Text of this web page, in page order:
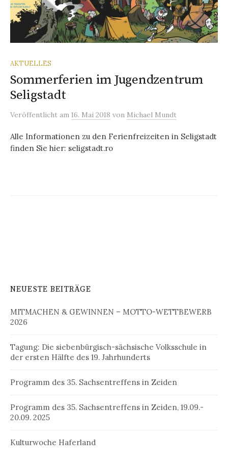
AKTUELLES
Sommerferien im Jugendzentrum
Seligstadt
Veröffentlicht am 16. Mai 2018 von Michael Mundt
Alle Informationen zu den Ferienfreizeiten in Seligstadt
finden Sie hier: seligstadt.ro
NEUESTE BEITRÄGE
MITMACHEN & GEWINNEN – MOTTO-WETTBEWERB
2026
Tagung: Die siebenbürgisch-sächsische Volksschule in
der ersten Hälfte des 19. Jahrhunderts
Programm des 35. Sachsentreffens in Zeiden
Programm des 35. Sachsentreffens in Zeiden, 19.09.-
20.09. 2025
Kulturwoche Haferland